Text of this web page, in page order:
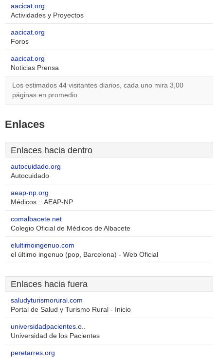
aacicat.org
Actividades y Proyectos
aacicat.org
Foros
aacicat.org
Noticias Prensa
Los estimados 44 visitantes diarios, cada uno mira 3,00
páginas en promedio.
Enlaces
Enlaces hacia dentro
autocuidado.org
Autocuidado
aeap-np.org
Médicos :: AEAP-NP
comalbacete.net
Colegio Oficial de Médicos de Albacete
elultimoingenuo.com
el último ingenuo (pop, Barcelona) - Web Oficial
Enlaces hacia fuera
saludyturismorural.com
Portal de Salud y Turismo Rural - Inicio
universidadpacientes.o..
Universidad de los Pacientes
peretarres.org